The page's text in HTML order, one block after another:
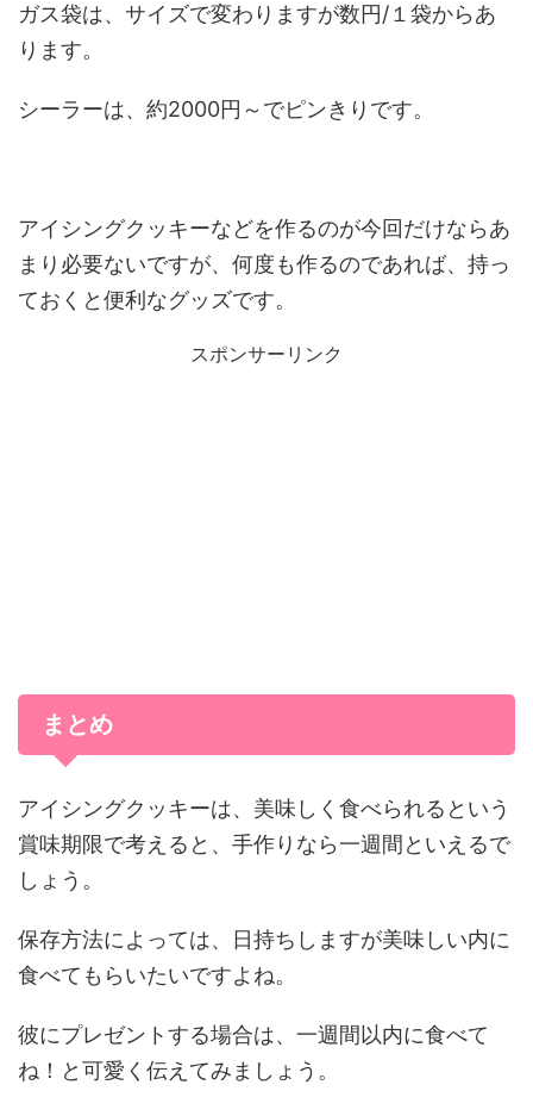
ガス袋は、サイズで変わりますが数円/１袋からあ
ります。
シーラーは、約2000円～でピンきりです。
アイシングクッキーなどを作るのが今回だけならあ
まり必要ないですが、何度も作るのであれば、持っ
ておくと便利なグッズです。
スポンサーリンク
まとめ
アイシングクッキーは、美味しく食べられるという
賞味期限で考えると、手作りなら一週間といえるで
しょう。
保存方法によっては、日持ちしますが美味しい内に
食べてもらいたいですよね。
彼にプレゼントする場合は、一週間以内に食べて
ね！と可愛く伝えてみましょう。